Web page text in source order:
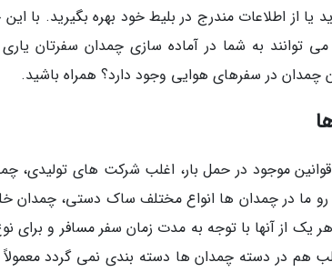
یا از اطلاعات مندرج در بلیط خود بهره بگیرید. با
چمدان در سفرهای هوایی وجود دارد؟ همراه باشید.
موجود در حمل بار، اغلب شرکت های تولیدی،
رو ما در چمدان ها انواع مختلف ساک دستی، چمدان
یک از آنها با توجه به مدت زمان سفر مسافر و